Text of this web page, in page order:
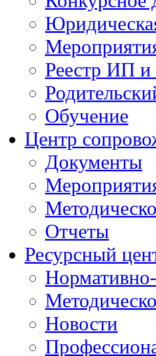
Реестр ИП
Обучение
Центр
Документы
Отчеты
Ресурсный
Новости